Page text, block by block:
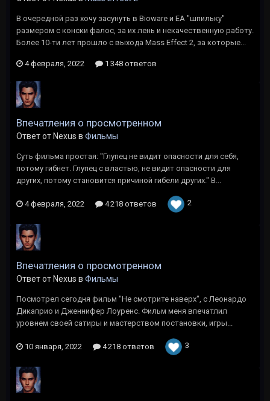
В очередной раз хочу засунуть в Bioware и EA "шпильку"
размером с конски фалос, за их лень и некачественную работу.
Более 10-ти лет прошло с выхода Mass Effect 2, за которые...
4 февраля, 2022 1 348 ответов
Впечатления о просмотренном
Ответ от Nexus в Фильмы
Суть фильма простая: "Глупец не видит опасности для себя,
потому гибнет. Глупец с властью, не видит опасности для
других, потому становится причиной гибели других." В...
4 февраля, 2022 4 218 ответов 2
Впечатления о просмотренном
Ответ от Nexus в Фильмы
Посмотрел сегодня фильм "Не смотрите наверх", с Леонардо
Дикаприо и Дженнифер Лоуренс. Фильм меня впечатлил
уровнем своей сатиры и мастерством постановки, игры...
10 января, 2022 4 218 ответов 3